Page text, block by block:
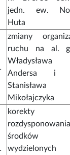
jedn. ew.
Huta
zmiany
ruchu na al.
Władysława
Andersa i
Stanisława
Mikołajczyka
korekty
środków
wydzielonych